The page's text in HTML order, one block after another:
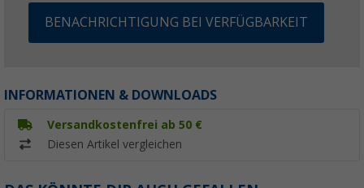
BENACHRICHTIGUNG BEI VERFÜGBARKEIT
INFORMATIONEN & DOWNLOADS
Versandkostenfrei ab 50 €
Diesen Artikel vergleichen